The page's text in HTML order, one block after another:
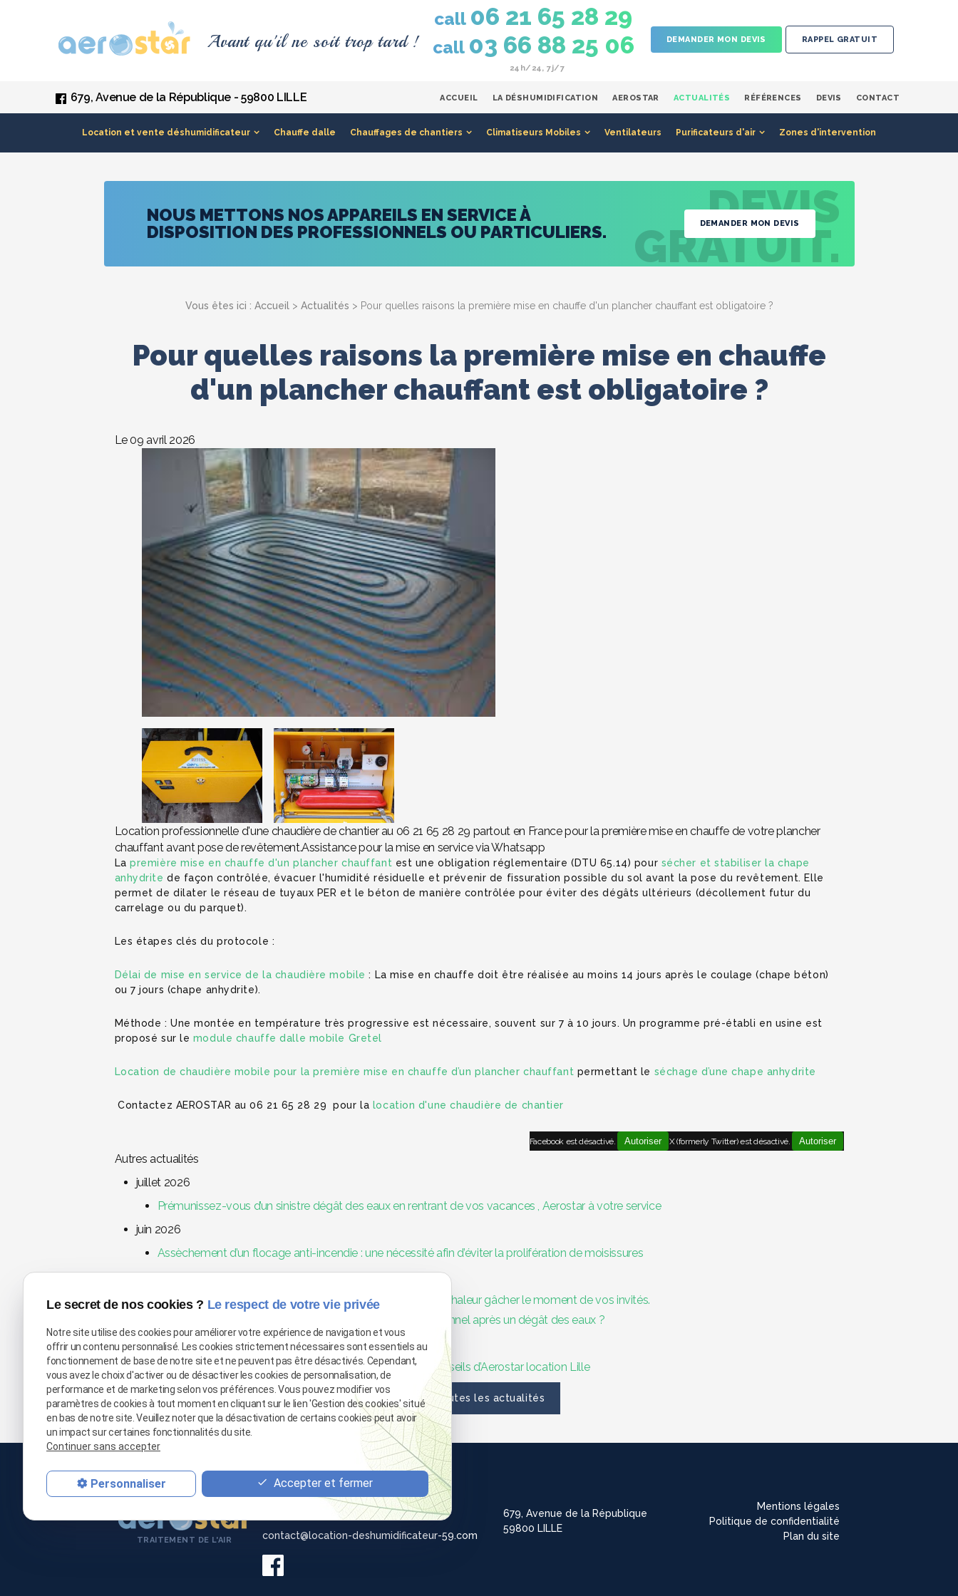
Avant qu'il ne soit trop tard !
call 06 21 65 28 29
call 03 66 88 25 06
24h/24, 7j/7
DEMANDER MON DEVIS RAPPEL GRATUIT
679, Avenue de la République - 59800 LILLE ACCUEIL LA DÉSHUMIDIFICATION AEROSTAR ACTUALITÉS RÉFÉRENCES DEVIS CONTACT
Location et vente déshumidificateur Chauffe dalle Chauffages de chantiers Climatiseurs Mobiles Ventilateurs Purificateurs d'air Zones d'intervention
NOUS METTONS NOS APPAREILS EN SERVICE À
DISPOSITION DES PROFESSIONNELS OU PARTICULIERS.
DEMANDER MON DEVIS
DEVIS
GRATUIT.
Vous êtes ici : Accueil > Actualités > Pour quelles raisons la première mise en chauffe d'un plancher chauffant est obligatoire ?
Pour quelles raisons la première mise en chauffe
d'un plancher chauffant est obligatoire ?
Le 09 avril 2026
Location professionnelle d'une chaudière de chantier au 06 21 65 28 29 partout en France pour la première mise en chauffe de votre plancher
chauffant avant pose de revêtement.Assistance pour la mise en service via Whatsapp
Lapremière mise en chauffe d'un plancher chauffant est une obligation réglementaire (DTU 65.14) pour sécher et stabiliser la chape
anhydrite de façon contrôlée, évacuer l'humidité résiduelle et prévenir de fissuration possible du sol avant la pose du revêtement. Elle
permet de dilater le réseau de tuyaux PER et le béton de manière contrôlée pour éviter des dégâts ultérieurs (décollement futur du
carrelage ou du parquet).
Les étapes clés du protocole :
Délai de mise en service de la chaudière mobile : La mise en chauffe doit être réalisée au moins 14 jours après le coulage (chape béton)
ou 7 jours (chape anhydrite).
Méthode : Une montée en température très progressive est nécessaire, souvent sur 7 à 10 jours. Un programme pré-établi en usine est
proposé sur le module chauffe dalle mobile Gretel
Location de chaudière mobile pour la première mise en chauffe d’un plancher chauffant permettant le séchage d’une chape anhydrite
Contactez AEROSTAR au 06 21 65 28 29 pour la location d'une chaudière de chantier
X (formerly Twitter) est désactivé. Autoriser
Facebook est désactivé. Autoriser
Autres actualités
juillet 2026
Prémunissez-vous d’un sinistre dégât des eaux en rentrant de vos vacances , Aerostar à votre service
juin 2026
Assèchement d’un flocage anti-incendie : une nécessité afin d’éviter la prolifération de moisissures
avril 2026
La canicule menace votre événement ? Ne laissez pas la chaleur gâcher le moment de vos invités.
Pourquoi choisir la location de déshumidificateur professionnel après un dégât des eaux ?
mars 2026
Première mise en chauffe d'un plancher chauffant : les conseils d’Aerostar location Lille
Voir toutes les actualités
TRAITEMENT DE L'AIR
03 66 88 25 06
06 21 65 28 29
contact@location-deshumidificateur-59.com
679, Avenue de la République
59800 LILLE
Mentions légales
Politique de confidentialité
Plan du site
Le secret de nos cookies ? Le respect de votre vie privée
Notre site utilise des cookies pour améliorer votre expérience de navigation et vous
offrir un contenu personnalisé. Les cookies strictement nécessaires sont essentiels au
fonctionnement de base de notre site et ne peuvent pas être désactivés. Cependant,
vous avez le choix d'activer ou de désactiver les cookies de personnalisation, de
performance et de marketing selon vos préférences. Vous pouvez modifier vos
paramètres de cookies à tout moment en cliquant sur le lien 'Gestion des cookies' situé
en bas de notre site. Veuillez noter que la désactivation de certains cookies peut avoir
un impact sur certaines fonctionnalités du site.
Continuer sans accepter
Personnaliser Accepter et fermer